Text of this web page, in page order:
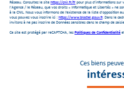
Réseau. Consultez le site https://cnil.fr/fr pour plus d’informations sur
l'Agence / le Réseau, que vos droits « Informatique et Libertés » ne
à la CNIL. Nous vous informons de l’existence de la liste d'opposition
vous pouvez vous inscrire ici : https://www.bloctel.gouv.fr. Dans le
invitons à ne pas inscrire de Données sensibles dans le champ de
Ce site est protégé par reCAPTCHA, les Politiques de Confidentialité
Ces biens